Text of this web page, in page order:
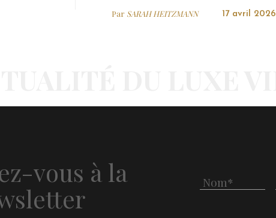
Par SARAH HEITZMANN 17 avril 2026
vous à la